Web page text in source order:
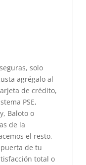
solo
agrégalo al
de crédito,
PSE,
Baloto o
de la
el resto,
de tu
total o